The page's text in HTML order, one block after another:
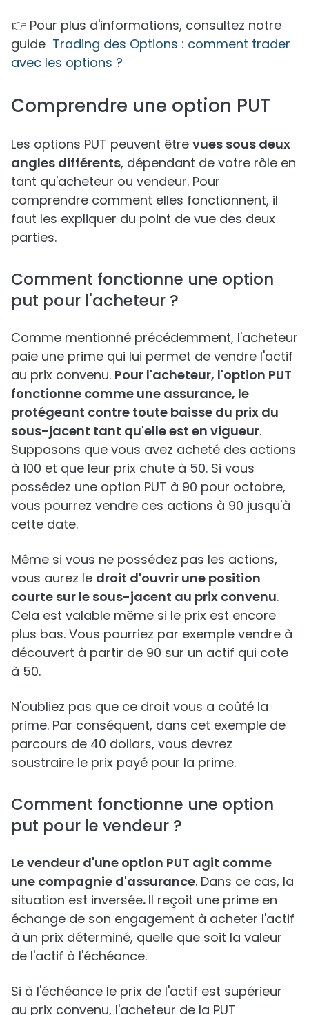
👉 Pour plus d'informations, consultez notre
guide Trading des Options : comment trader
avec les options ?
Comprendre une option PUT
Les options PUT peuvent être vues sous deux
angles différents, dépendant de votre rôle en
tant qu'acheteur ou vendeur. Pour
comprendre comment elles fonctionnent, il
faut les expliquer du point de vue des deux
parties.
Comment fonctionne une option
put pour l'acheteur ?
Comme mentionné précédemment, l'acheteur
paie une prime qui lui permet de vendre l'actif
au prix convenu. Pour l'acheteur, l'option PUT
fonctionne comme une assurance, le
protégeant contre toute baisse du prix du
sous-jacent tant qu'elle est en vigueur.
Supposons que vous avez acheté des actions
à 100 et que leur prix chute à 50. Si vous
possédez une option PUT à 90 pour octobre,
vous pourrez vendre ces actions à 90 jusqu'à
cette date.
Même si vous ne possédez pas les actions,
vous aurez le droit d'ouvrir une position
courte sur le sous-jacent au prix convenu.
Cela est valable même si le prix est encore
plus bas. Vous pourriez par exemple vendre à
découvert à partir de 90 sur un actif qui cote
à 50.
N'oubliez pas que ce droit vous a coûté la
prime. Par conséquent, dans cet exemple de
parcours de 40 dollars, vous devrez
soustraire le prix payé pour la prime.
Comment fonctionne une option
put pour le vendeur ?
Le vendeur d'une option PUT agit comme
une compagnie d'assurance. Dans ce cas, la
situation est inversée. Il reçoit une prime en
échange de son engagement à acheter l'actif
à un prix déterminé, quelle que soit la valeur
de l'actif à l'échéance.
Si à l'échéance le prix de l'actif est supérieur
au prix convenu, l'acheteur de la PUT